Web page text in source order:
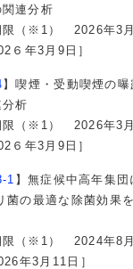
連分析
限（※1） 2026年3
６年3月9日］
】喫煙・受動喫煙の
析
限（※1） 2026年3
６年3月9日］
1 】無症候中高年集
菌の最適な除菌効果
限（※1） 2024年8
年3月11日］